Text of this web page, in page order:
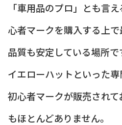
「車用品のプロ」とも言
心者マークを購入する上で
品質も安定している場所
イエローハットといった
初心者マークが販売され
もほとんどありません。